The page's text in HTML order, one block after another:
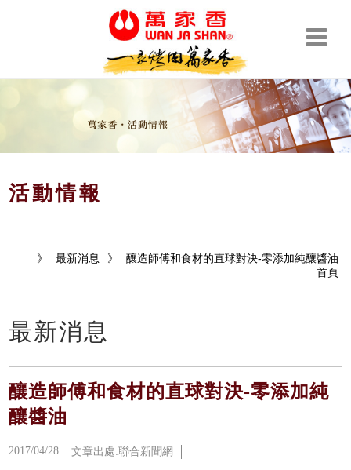
活動情報
釀造師傅和食材的直球對決-零添加純釀醬油
》
最新消息
》
首頁
最新消息
釀造師傅和食材的直球對決-零添加純
釀醬油
2017/04/28 文章出處:聯合新聞網